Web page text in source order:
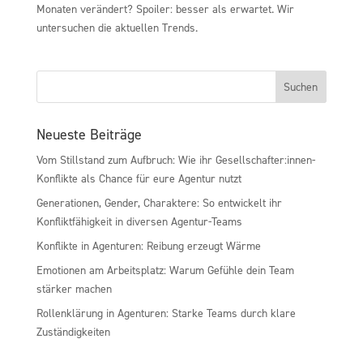
Monaten verändert? Spoiler: besser als erwartet. Wir
untersuchen die aktuellen Trends.
Neueste Beiträge
Vom Stillstand zum Aufbruch: Wie ihr Gesellschafter:innen-
Konflikte als Chance für eure Agentur nutzt
Generationen, Gender, Charaktere: So entwickelt ihr
Konfliktfähigkeit in diversen Agentur-Teams
Konflikte in Agenturen: Reibung erzeugt Wärme
Emotionen am Arbeitsplatz: Warum Gefühle dein Team
stärker machen
Rollenklärung in Agenturen: Starke Teams durch klare
Zuständigkeiten